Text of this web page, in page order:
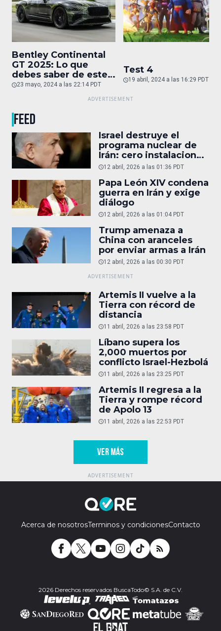
Bentley Continental
GT 2025: Lo que
debes saber de este
auto de superlujo
23 mayo, 2024 a las 22:14 PDT
Test 4
19 abril, 2024 a las 16:29 PDT
FEED
Israel destruye el
programa nuclear de
Irán: cero instalaciones
operativas
12 abril, 2026 a las 01:36 PDT
Papa León XIV condena
guerra en Irán y exige
diálogo
12 abril, 2026 a las 01:04 PDT
Trump amenaza a
China con aranceles
por enviar armas a Irán
12 abril, 2026 a las 00:30 PDT
Artemis II vuelve a la
Tierra con récord de
distancia
11 abril, 2026 a las 23:58 PDT
Líbano supera los
2,000 muertos por
conflicto Israel-Hezbolá
11 abril, 2026 a las 23:25 PDT
Artemis II regresa a la
Tierra y rompe récord
de Apolo 13
11 abril, 2026 a las 22:53 PDT
VER MÁS
Acerca de nosotrosTerminos y condicionesContacto
2026 Derechos reservados BuscaTodo© S.A. de C.V.